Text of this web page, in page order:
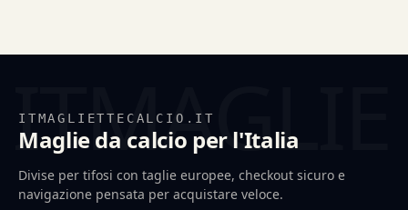
ITMAGLIETTECALCIO.IT
Maglie da calcio per l'Italia
Divise per tifosi con taglie europee, checkout sicuro e
navigazione pensata per acquistare veloce.